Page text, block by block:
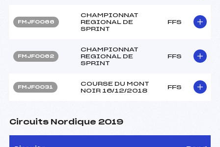
FMJF0066
CHAMPIONNAT
REGIONAL DE
SPRINT
FFS
FMJF0062
CHAMPIONNAT
REGIONAL DE
SPRINT
FFS
FMJF0031
COURSE DU MONT
NOIR 16/12/2018
FFS
Circuits Nordique 2019